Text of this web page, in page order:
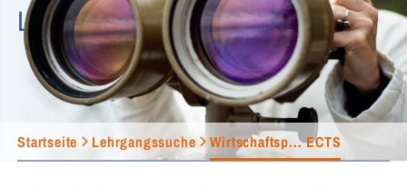
Lehrgangssuche
Startseite Lehrgangssuche Wirtschaftsp... ECTS